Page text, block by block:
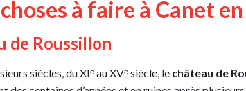
à faire à Canet
de Roussillon
siècles, du XIᵉ au XVᵉ siècle, le château de